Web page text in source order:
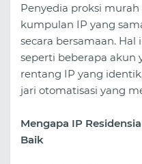
Penyedia proksi
kumpulan IP yang
secara bersamaan.
seperti beberapa akun
rentang IP yang
jari otomatisasi yang
Mengapa IP
Baik